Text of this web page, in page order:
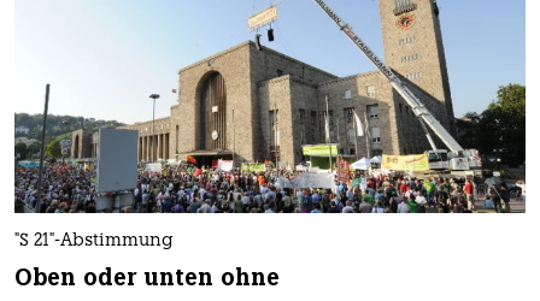
"S 21"-Abstimmung
Oben oder unten ohne